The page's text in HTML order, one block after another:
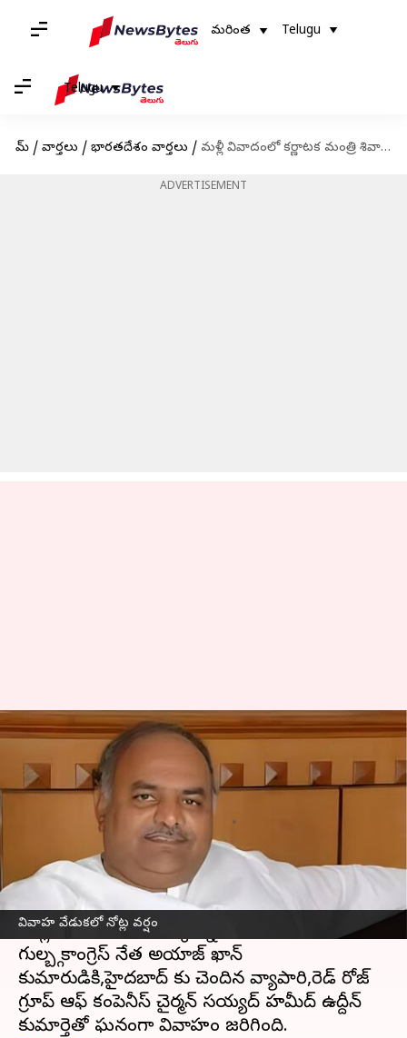
మరింత Telugu
Telugu
హోమ్ / వార్తలు / భారతదేశం వార్తలు / మళ్లీ వివాదంలో కర్ణాటక మంత్రి శివానంద్ పాటిల్.. వివాహ వేడుకలో నోట్ల వర్షం
ADVERTISEMENT
వివాహ వేడుకలో నోట్ల వర్షం
మళ్లీ వివాదంలో కర్ణాటక మంత్రి
శివానంద్ పాటిల్.. వివాహ వేడుకలో
నోట్ల వర్షం
TEJAVYAS BESTHA Oct 19, 2023
ఈ వార్తాకథనం ఏంటి
కర్ణాటకచెరుగు సాగు శాఖ మంత్రి శివానంద పాటిల్
మళ్లీ వివాదంలో ఇరుక్కున్నారు.
గుల్బర్గా కాంగ్రెస్ నేత అయాజ్ ఖాన్
కుమారుడికి,హైదరాబాద్ కు చెందిన వ్యాపారి,రెడ్ రోజ్
గ్రూప్ ఆఫ్ కంపెనీస్ చైర్మన్ సయ్యద్ హమీద్ ఉద్దీన్